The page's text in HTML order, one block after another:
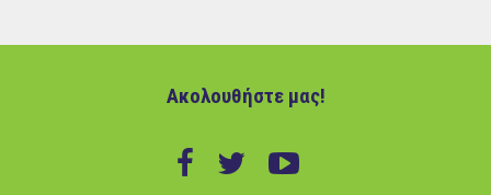
Ακολουθήστε μας!